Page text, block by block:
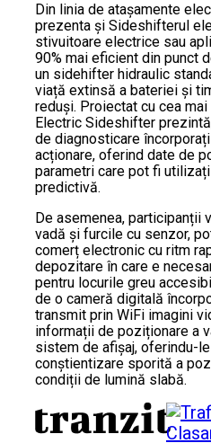
Din linia de atașamente
prezenta și Sideshifterul
stivuitoare electrice sau
90% mai eficient din punct
un sidehifter hidraulic
viață extinsă a bateriei și
reduși. Proiectat cu cea
Electric Sideshifter
de diagnosticare
acționare, oferind date de
parametri care pot fi
predictivă.
De asemenea, participanții
vadă și furcile cu senzor,
comerț electronic cu ritm
depozitare în care e
pentru locurile greu
de o cameră digitală
transmit prin WiFi imagini
informații de poziționare a
sistem de afișaj, oferindu-
conștientizare sporită a
condiții de lumină slabă.